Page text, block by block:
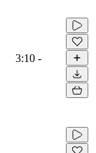
3:10 -